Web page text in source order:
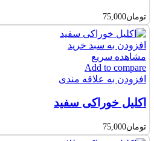
تومان75,000
افزودن به سبد خرید
مشاهده سریع
Add to compare
افزودن به علاقه مندی
اکلیل خوراکی سفید
تومان75,000